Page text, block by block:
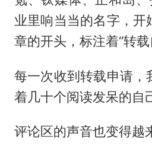
业里响当当的名字，开
章的开头，标注着“转
每一次收到转载申请，
着几十个阅读发呆的自
评论区的声音也变得越